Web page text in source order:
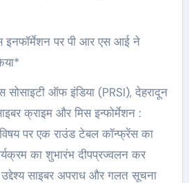
इनफॉर्मेशन पर पी आर एस आई ने
सोसाइटी ऑफ इंडिया (PRSI), देहरादून
क्राइम और मिस इन्फोर्मेशन :
पर एक राउंड टेबल कॉन्फ्रेंस का
का शुभारंभ दीपप्रज्वलन कर
साइबर अपराध और गलत सूचना